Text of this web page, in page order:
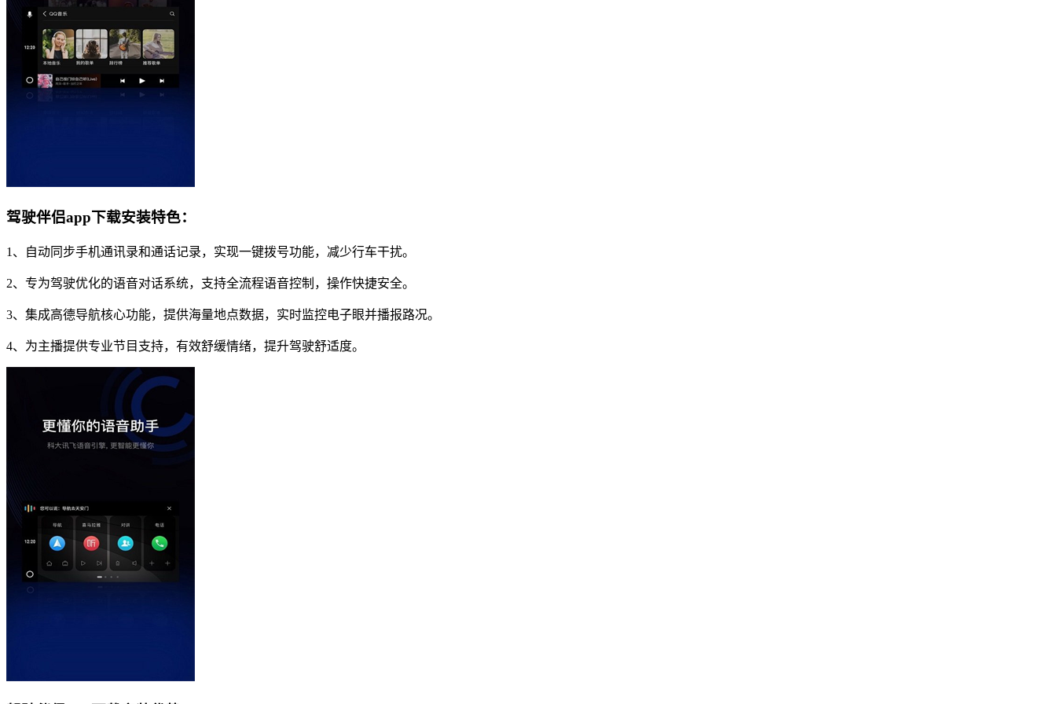
驾驶伴侣app下载安装特色：
1、自动同步手机通讯录和通话记录，实现一键拨号功能，减少行车干扰。
2、专为驾驶优化的语音对话系统，支持全流程语音控制，操作快捷安全。
3、集成高德导航核心功能，提供海量地点数据，实时监控电子眼并播报路况。
4、为主播提供专业节目支持，有效舒缓情绪，提升驾驶舒适度。